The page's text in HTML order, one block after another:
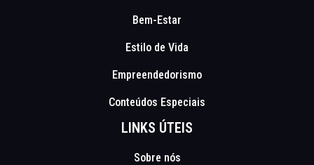
Bem-Estar
Estilo de Vida
Empreendedorismo
Conteúdos Especiais
LINKS ÚTEIS
Sobre nós